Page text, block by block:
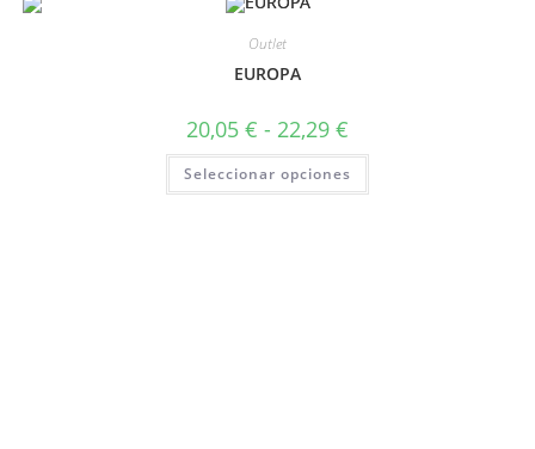
Outlet
EUROPA
20,05 € - 22,29 €
Seleccionar opciones